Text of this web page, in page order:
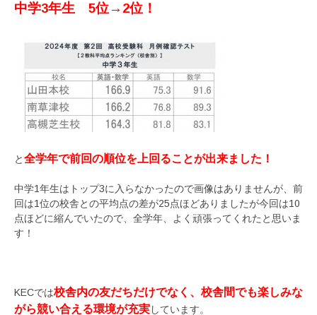
中学3年生 5位→2位！
と全学年で前回の順位を上回ることが出来ました！
中学1年生はトップ3に入らなかったので画像はありませんが、前
回は1位の校舎との平均点の差が25点ほどありましたが今回は10
点ほどに縮んでいたので、全学年、よく頑張ってくれたと思いま
す！
KECでは校舎内の友だちだけでなく、校舎間でも楽しみな
がら競い合える環境が充実しています。